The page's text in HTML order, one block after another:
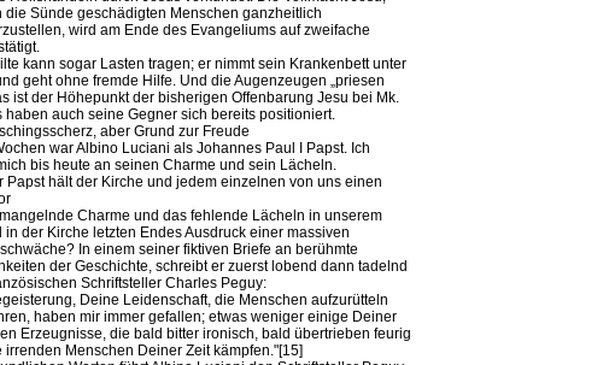
die Sünde geschädigten Menschen ganzheitlich
wird am Ende des Evangeliums auf zweifache
kann sogar Lasten tragen; er nimmt sein Krankenbett unter
geht ohne fremde Hilfe. Und die Augenzeugen „priesen
ist der Höhepunkt der bisherigen Offenbarung Jesu bei Mk.
haben auch seine Gegner sich bereits positioniert.
aber Grund zur Freude
war Albino Luciani als Johannes Paul I Papst. Ich
bis heute an seinen Charme und sein Lächeln.
Papst hält der Kirche und jedem einzelnen von uns einen
Charme und das fehlende Lächeln in unserem
in der Kirche letzten Endes Ausdruck einer massiven
In einem seiner fiktiven Briefe an berühmte
der Geschichte, schreibt er zuerst lobend dann tadelnd
Schriftsteller Charles Peguy:
Deine Leidenschaft, die Menschen aufzurütteln
haben mir immer gefallen; etwas weniger einige Deiner
Erzeugnisse, die bald bitter ironisch, bald übertrieben feurig
irrenden Menschen Deiner Zeit kämpfen."[15]